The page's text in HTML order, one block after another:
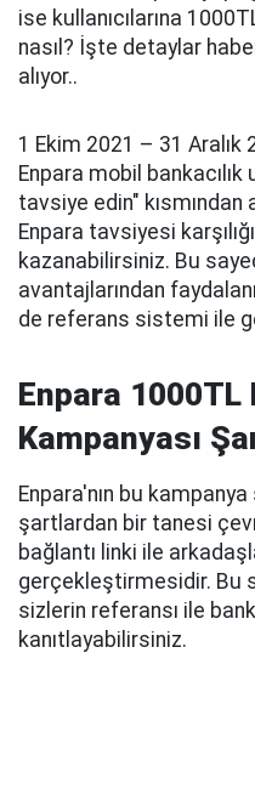
ise kullanıcılarına
nasıl? İşte detaylar
alıyor..
1 Ekim 2021 – 31 Aralık
Enpara mobil
tavsiye edin" kısmından
Enpara tavsiyesi
kazanabilirsiniz. Bu
avantajlarından
de referans sistemi ile
Enpara 1000TL
Kampanyası
Enpara'nın bu
şartlardan bir tanesi
bağlantı linki ile
gerçekleştirmesidir. Bu
sizlerin referansı ile
kanıtlayabilirsiniz.